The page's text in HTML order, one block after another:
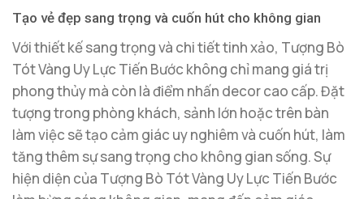
Tạo vẻ đẹp sang trọng và cuốn hút cho không gian
Với thiết kế sang trọng và chi tiết tinh xảo, Tượng Bò
Tót Vàng Uy Lực Tiến Bước không chỉ mang giá trị
phong thủy mà còn là điểm nhấn decor cao cấp. Đặt
tượng trong phòng khách, sảnh lớn hoặc trên bàn
làm việc sẽ tạo cảm giác uy nghiêm và cuốn hút, làm
tăng thêm sự sang trọng cho không gian sống. Sự
hiện diện của Tượng Bò Tót Vàng Uy Lực Tiến Bước